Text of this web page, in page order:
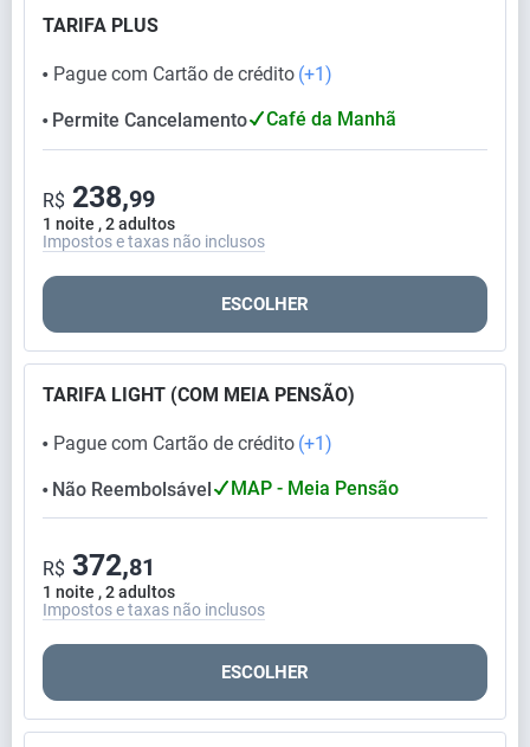
TARIFA PLUS
⬤ Pague com Cartão de crédito (+1)
⬤ Permite Cancelamento Café da Manhã
1 noite , 2 adultos
R$ 238,99
Impostos e taxas não inclusos
ESCOLHER
TARIFA LIGHT (COM MEIA PENSÃO)
⬤ Pague com Cartão de crédito (+1)
⬤ Não Reembolsável MAP - Meia Pensão
1 noite , 2 adultos
R$ 372,81
Impostos e taxas não inclusos
ESCOLHER